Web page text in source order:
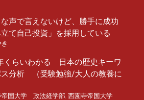
声で言えないけど、勝手に成功
て自己投資」を採用している
くらいわかる 日本の歴史キーワ
ス分析 （受験勉強/大人の教養に
帝国大学 政法経学部, 西園寺帝国大学